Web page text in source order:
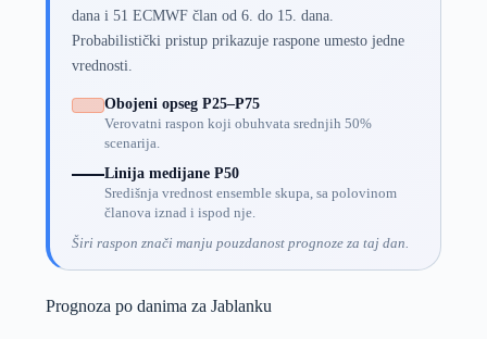
dana i 51 ECMWF član od 6. do 15. dana.
Probabilistički pristup prikazuje raspone umesto jedne
vrednosti.
Obojeni opseg P25–P75
Verovatni raspon koji obuhvata srednjih 50%
scenarija.
Linija medijane P50
Središnja vrednost ensemble skupa, sa polovinom
članova iznad i ispod nje.
Širi raspon znači manju pouzdanost prognoze za taj dan.
Prognoza po danima za Jablanku